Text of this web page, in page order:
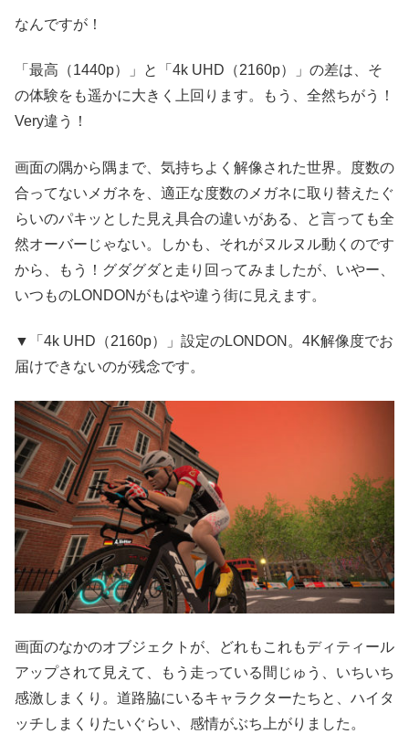
なんですが！
「最高（1440p）」と「4k UHD（2160p）」の差は、そ
の体験をも遥かに大きく上回ります。もう、全然ちがう！
Very違う！
画面の隅から隅まで、気持ちよく解像された世界。度数の
合ってないメガネを、適正な度数のメガネに取り替えたぐ
らいのパキッとした見え具合の違いがある、と言っても全
然オーバーじゃない。しかも、それがヌルヌル動くのです
から、もう！グダグダと走り回ってみましたが、いやー、
いつものLONDONがもはや違う街に見えます。
▼「4k UHD（2160p）」設定のLONDON。4K解像度でお
届けできないのが残念です。
画面のなかのオブジェクトが、どれもこれもディティール
アップされて見えて、もう走っている間じゅう、いちいち
感激しまくり。道路脇にいるキャラクターたちと、ハイタ
ッチしまくりたいぐらい、感情がぶち上がりました。